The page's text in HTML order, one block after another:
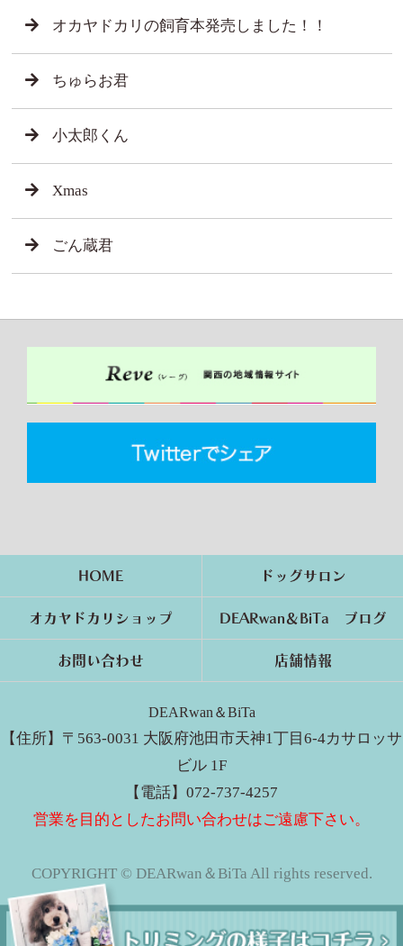
オカヤドカリの飼育本発売しました！！
ちゅらお君
小太郎くん
Xmas
ごん蔵君
HOME ドッグサロン
オカヤドカリショップ DEARwan＆BiTa ブログ
お問い合わせ 店舗情報
DEARwan＆BiTa
【住所】〒563-0031 大阪府池田市天神1丁目6-4カサロッサ
ビル 1F
【電話】072-737-4257
営業を目的としたお問い合わせはご遠慮下さい。
COPYRIGHT © DEARwan＆BiTa All rights reserved.